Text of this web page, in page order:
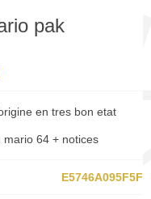
pak
en tres bon etat
64 + notices
E5746A095F5F